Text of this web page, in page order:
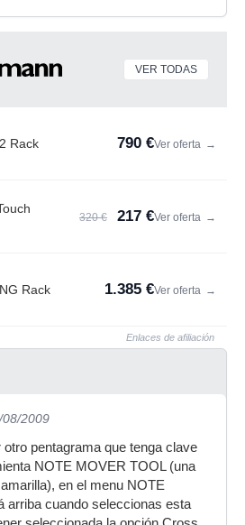
VER TODAS
Rack 790 €Ver oferta →
320 € 217 €Ver oferta →
Rack 1.385 €Ver oferta →
Enlaces de afiliación
08/2009
pentagrama que tenga clave
NOTE MOVER TOOL (una
en el menu NOTE
arriba cuando seleccionas esta